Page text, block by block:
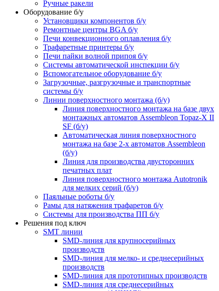
Ручные ракели
Оборудование б/у
Установщики компонентов б/у
Ремонтные центры BGA б/у
Печи конвекционного оплавления б/у
Трафаретные принтеры б/у
Печи пайки волной припоя б/у
Системы автоматической инспекции б/у
Вспомогательное оборудование б/у
Загрузочные, разгрузочные и транспортные
системы б/у
Линии поверхностного монтажа (б/у)
Линия поверхностного монтажа на базе двух
монтажных автоматов Assembleon Topaz-X II
SF (б/у)
Автоматическая линия поверхностного
монтажа на базе 2-х автоматов Assembleon
(б/у)
Линия для производства двусторонних
печатных плат
Линия поверхностного монтажа Autotronik
для мелких серий (б/у)
Паяльные роботы б/у
Рамы для натяжения трафаретов б/у
Системы для производства ПП б/у
Решения под ключ
SMT линии
SMD-линия для крупносерийных
производств
SMD-линия для мелко- и среднесерийных
производств
SMD-линия для прототипных производств
SMD-линия для среднесерийных